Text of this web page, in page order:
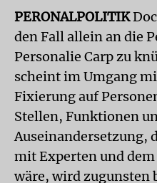
PERONALPOLITIK
den Fall allein an die
Personalie Carp zu
scheint im Umgang
Fixierung auf
Stellen, Funktionen
Auseinandersetzung,
mit Experten und
wäre, wird zugunsten